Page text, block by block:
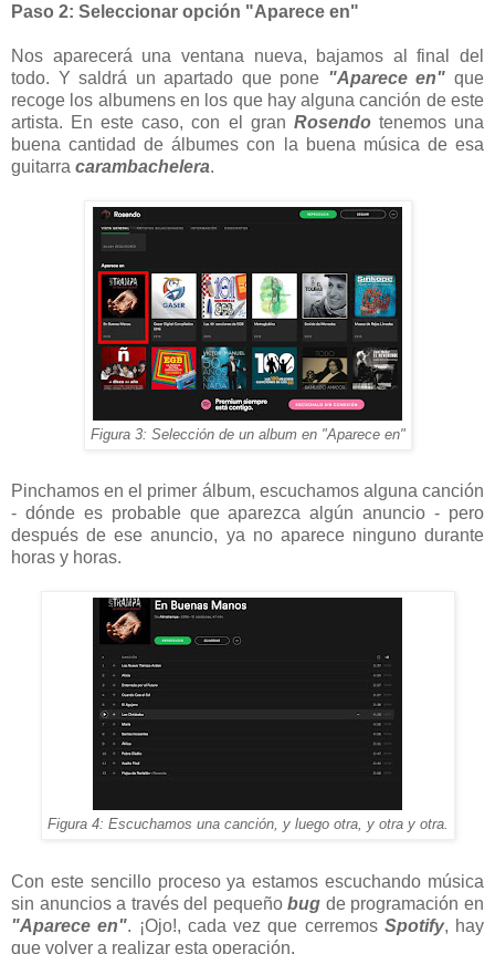
Paso 2: Seleccionar opción "Aparece en"
Nos aparecerá una ventana nueva, bajamos al final del
todo. Y saldrá un apartado que pone "Aparece en" que
recoge los albumens en los que hay alguna canción de este
artista. En este caso, con el gran Rosendotenemos una
buena cantidad de álbumes con la buena música de esa
guitarra carambachelera.
Figura 3: Selección de un album en "Aparece en"
Pinchamos en el primer álbum, escuchamos alguna canción
- dónde es probable que aparezca algún anuncio - pero
después de ese anuncio, ya no aparece ninguno durante
horas y horas.
Figura 4: Escuchamos una canción, y luego otra, y otra y otra.
Con este sencillo proceso ya estamos escuchando música
sin anuncios a través del pequeñobug de programación en
"Aparece en". ¡Ojo!, cada vez que cerremos Spotify, hay
que volver a realizar esta operación.